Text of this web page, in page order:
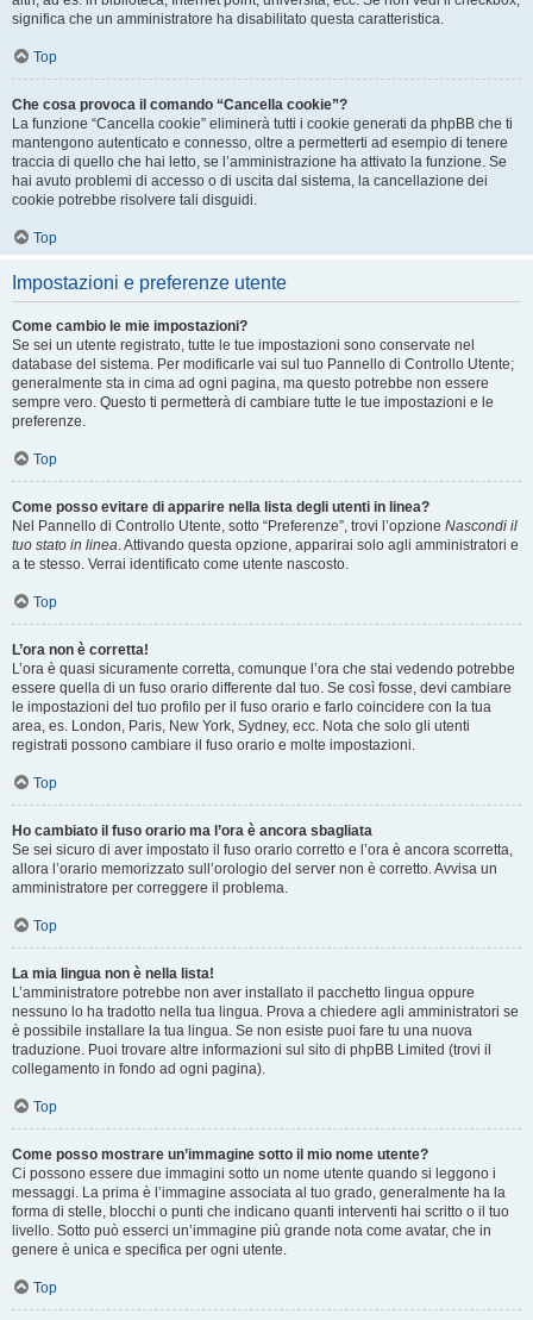
significa che un amministratore ha disabilitato questa caratteristica.
Top
Che cosa provoca il comando “Cancella cookie”?
La funzione “Cancella cookie” eliminerà tutti i cookie generati da phpBB che ti
mantengono autenticato e connesso, oltre a permetterti ad esempio di tenere
traccia di quello che hai letto, se l’amministrazione ha attivato la funzione. Se
hai avuto problemi di accesso o di uscita dal sistema, la cancellazione dei
cookie potrebbe risolvere tali disguidi.
Top
Impostazioni e preferenze utente
Come cambio le mie impostazioni?
Se sei un utente registrato, tutte le tue impostazioni sono conservate nel
database del sistema. Per modificarle vai sul tuo Pannello di Controllo Utente;
generalmente sta in cima ad ogni pagina, ma questo potrebbe non essere
sempre vero. Questo ti permetterà di cambiare tutte le tue impostazioni e le
preferenze.
Top
Come posso evitare di apparire nella lista degli utenti in linea?
Nel Pannello di Controllo Utente, sotto “Preferenze”, trovi l’opzione Nascondi il
tuo stato in linea. Attivando questa opzione, apparirai solo agli amministratori e
a te stesso. Verrai identificato come utente nascosto.
Top
L’ora non è corretta!
L’ora è quasi sicuramente corretta, comunque l’ora che stai vedendo potrebbe
essere quella di un fuso orario differente dal tuo. Se così fosse, devi cambiare
le impostazioni del tuo profilo per il fuso orario e farlo coincidere con la tua
area, es. London, Paris, New York, Sydney, ecc. Nota che solo gli utenti
registrati possono cambiare il fuso orario e molte impostazioni.
Top
Ho cambiato il fuso orario ma l’ora è ancora sbagliata
Se sei sicuro di aver impostato il fuso orario corretto e l’ora è ancora scorretta,
allora l’orario memorizzato sull’orologio del server non è corretto. Avvisa un
amministratore per correggere il problema.
Top
La mia lingua non è nella lista!
L’amministratore potrebbe non aver installato il pacchetto lingua oppure
nessuno lo ha tradotto nella tua lingua. Prova a chiedere agli amministratori se
è possibile installare la tua lingua. Se non esiste puoi fare tu una nuova
traduzione. Puoi trovare altre informazioni sul sito di phpBB Limited (trovi il
collegamento in fondo ad ogni pagina).
Top
Come posso mostrare un’immagine sotto il mio nome utente?
Ci possono essere due immagini sotto un nome utente quando si leggono i
messaggi. La prima è l’immagine associata al tuo grado, generalmente ha la
forma di stelle, blocchi o punti che indicano quanti interventi hai scritto o il tuo
livello. Sotto può esserci un’immagine più grande nota come avatar, che in
genere è unica e specifica per ogni utente.
Top